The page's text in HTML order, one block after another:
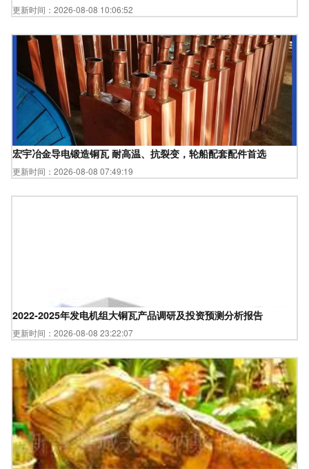
更新时间：2026-08-08 10:06:52
宏宇冶金导电锻造铜瓦 耐高温、抗裂变，轮船配套配件首选
更新时间：2026-08-08 07:49:19
2022-2025年发电机组大铜瓦产品调研及投资预测分析报告
更新时间：2026-08-08 23:22:07